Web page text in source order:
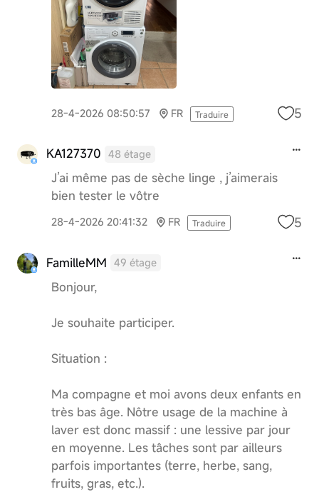
28-4-2026 08:50:57 FR Traduire 5
KA127370 48 étage
J’ai même pas de sèche linge , j’aimerais
bien tester le vôtre
28-4-2026 20:41:32 FR Traduire 5
FamilleMM 49 étage
Bonjour,
Je souhaite participer.
Situation :
Ma compagne et moi avons deux enfants en
très bas âge. Nôtre usage de la machine à
laver est donc massif : une lessive par jour
en moyenne. Les tâches sont par ailleurs
parfois importantes (terre, herbe, sang,
fruits, gras, etc.).